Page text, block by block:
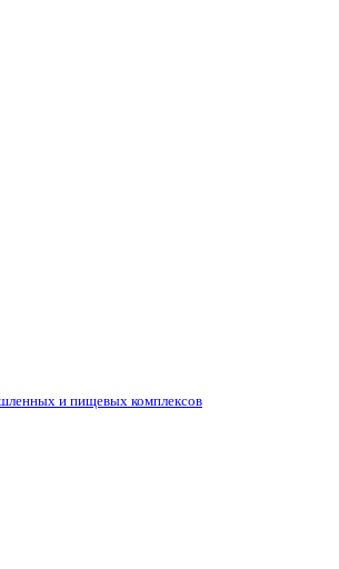
и пищевых комплексов